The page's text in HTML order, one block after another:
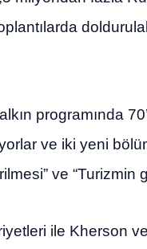
programında
ve iki yeni
ve “Turizmin
ile Kherson